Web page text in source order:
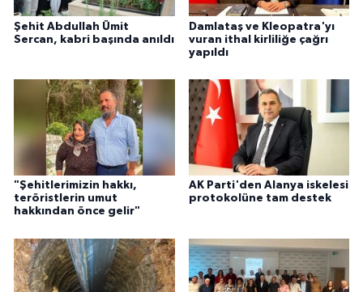
Şehit Abdullah Ümit
Sercan, kabri başında anıldı
Damlataş ve Kleopatra'yı
vuran ithal kirliliğe çağrı
yapıldı
"Şehitlerimizin hakkı,
teröristlerin umut
hakkından önce gelir"
AK Parti'den Alanya iskelesi
protokolüne tam destek